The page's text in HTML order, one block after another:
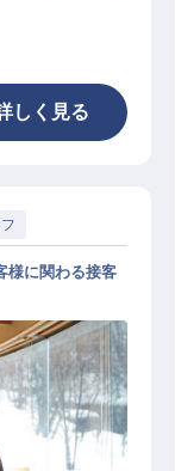
しく見る
様に関わる接客